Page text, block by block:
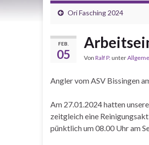
Ori Fasching 2024
FEB.
05 Von Ralf P. unter
Angler vom ASV Bissingen
Am 27.01.2024 hatten
zeitgleich eine
pünktlich um 08.00 Uhr am